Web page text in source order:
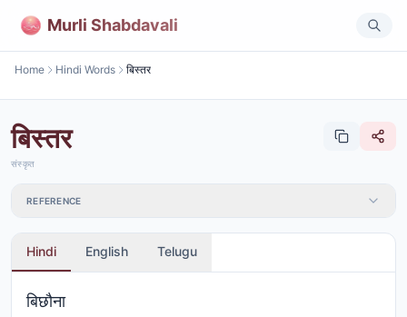
Murli Shabdavali
Home Hindi Words बिस्तर
बिस्तर
संस्कृत
REFERENCE
Hindi English Telugu
बिछौना